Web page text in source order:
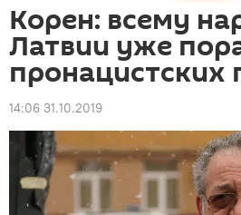
Корен: всему
Латвии уже
пронацистских
14:06 31.10.2019